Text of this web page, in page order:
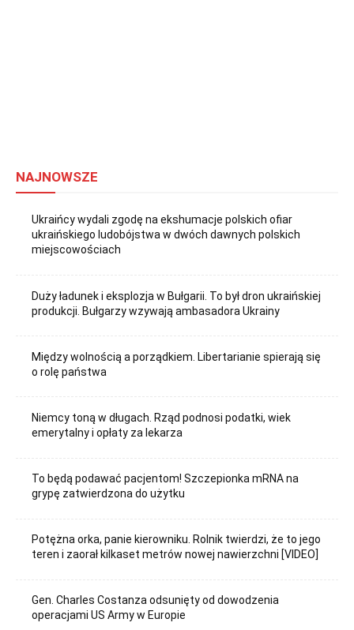
NAJNOWSZE
Ukraińcy wydali zgodę na ekshumacje polskich ofiar
ukraińskiego ludobójstwa w dwóch dawnych polskich
miejscowościach
Duży ładunek i eksplozja w Bułgarii. To był dron ukraińskiej
produkcji. Bułgarzy wzywają ambasadora Ukrainy
Między wolnością a porządkiem. Libertarianie spierają się
o rolę państwa
Niemcy toną w długach. Rząd podnosi podatki, wiek
emerytalny i opłaty za lekarza
To będą podawać pacjentom! Szczepionka mRNA na
grypę zatwierdzona do użytku
Potężna orka, panie kierowniku. Rolnik twierdzi, że to jego
teren i zaorał kilkaset metrów nowej nawierzchni [VIDEO]
Gen. Charles Costanza odsunięty od dowodzenia
operacjami US Army w Europie